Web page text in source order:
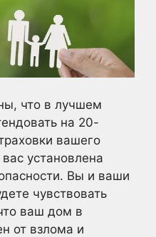
что в лучшем
на 20-
вашего
установлена
Вы и ваши
чувствовать
ваш дом в
от взлома и